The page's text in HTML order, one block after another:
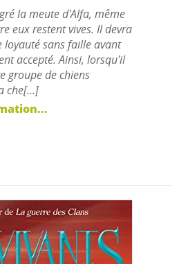
la meute d'Alfa, même
eux restent vives. Il devra
loyauté sans faille avant
accepté. Ainsi, lorsqu'il
groupe de chiens
che[...]